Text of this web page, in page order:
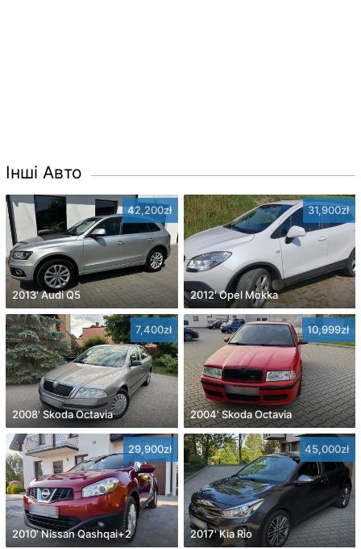
Інші Авто
42,200zł
2013' Audi Q5
31,900zł
2012' Opel Mokka
7,400zł
2008' Skoda Octavia
10,999zł
2004' Skoda Octavia
29,900zł
2010' Nissan Qashqai+2
45,000zł
2017' Kia Rio